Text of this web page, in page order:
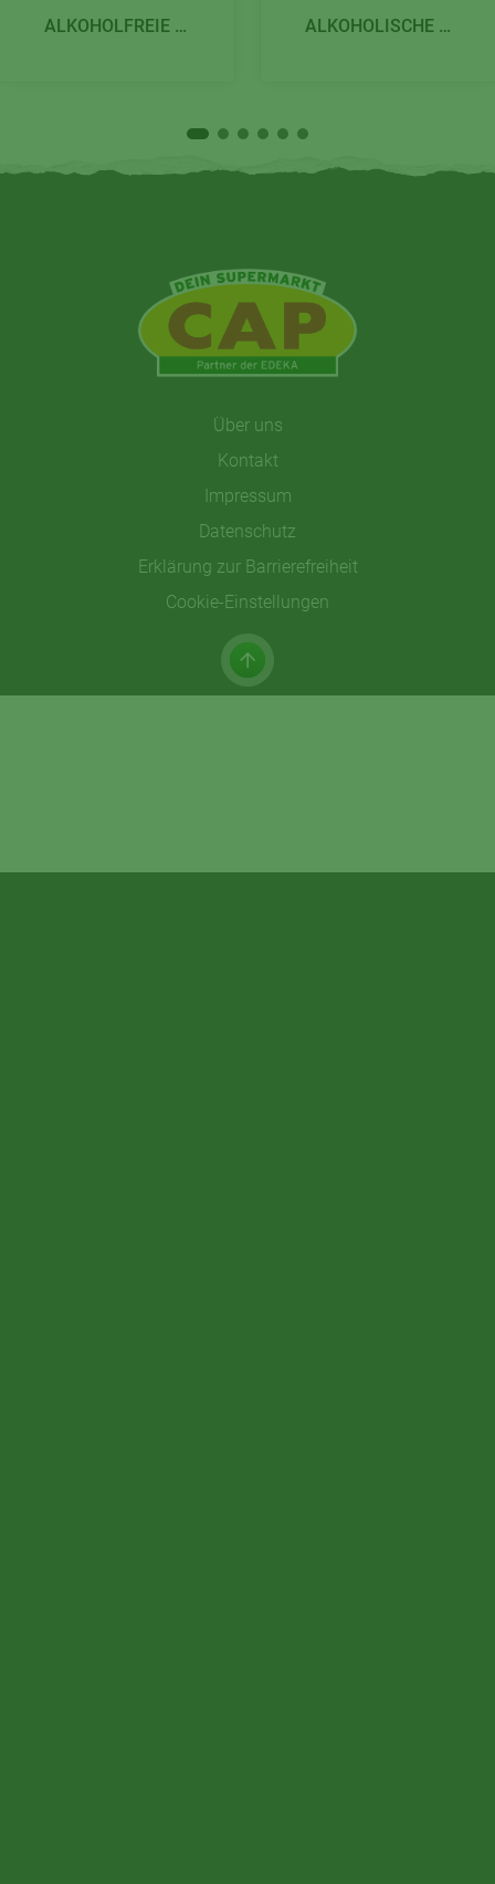
ALKOHOLFREIE GETRÄNKE ALKOHOLISCHE GETRÄNKE
Über uns
Kontakt
Impressum
Datenschutz
Erklärung zur Barrierefreiheit
Cookie-Einstellungen